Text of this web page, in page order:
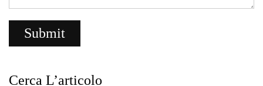
Cerca L’articolo